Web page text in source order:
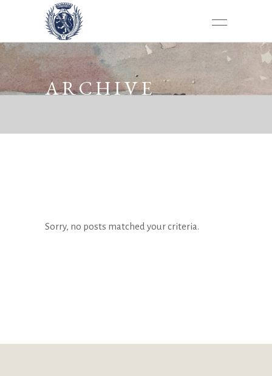
ARCHIVE
Sorry, no posts matched your criteria.